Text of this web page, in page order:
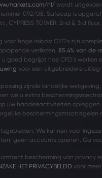
nl/wordt
092/08. Safecap is
CYPRESS TOWER, 2nd & 3rd
voor hoge risico’s: CFD's zijn
verliezen. 85.4% van de
goed begrijpt hoe CFD's
voor een uitgebreidere
zijnde landelijke
we u extra
uw handelsactiviteiten opleggen.
We kunnen voor
geen accounts openen. Ga
bescherming van privacy
HET PRIVACYBELEID voor